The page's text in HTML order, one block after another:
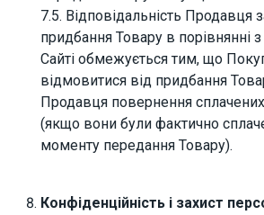
7.5. Відповідальність Продавця
придбання Товару в порівнянні
Сайті обмежується тим, що
відмовитися від придбання
Продавця повернення
(якщо вони були фактично
моменту передання Товару).
Конфіденційність і захист